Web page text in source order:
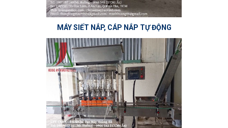
MÁY SIẾT NẮP, CÁP NẮP TỰ ĐỘNG